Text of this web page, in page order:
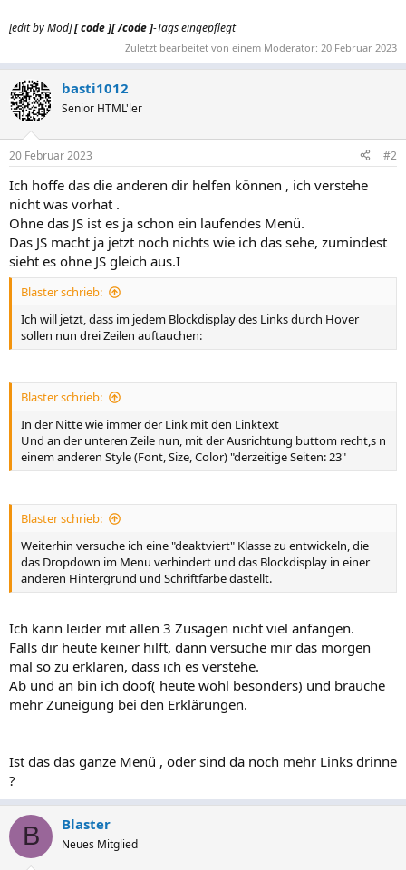
[edit by Mod][ code ][ /code ]-Tags eingepflegt
Zuletzt bearbeitet von einem Moderator: 20 Februar 2023
basti1012
Senior HTML'ler
20 Februar 2023 #2
Ich hoffe das die anderen dir helfen können , ich verstehe
nicht was vorhat .
Ohne das JS ist es ja schon ein laufendes Menü.
Das JS macht ja jetzt noch nichts wie ich das sehe, zumindest
sieht es ohne JS gleich aus.I
Blaster schrieb:
Ich will jetzt, dass im jedem Blockdisplay des Links durch Hover
sollen nun drei Zeilen auftauchen:
Blaster schrieb:
In der Nitte wie immer der Link mit den Linktext
Und an der unteren Zeile nun, mit der Ausrichtung buttom recht,s n
einem anderen Style (Font, Size, Color) "derzeitige Seiten: 23"
Blaster schrieb:
Weiterhin versuche ich eine "deaktviert" Klasse zu entwickeln, die
das Dropdown im Menu verhindert und das Blockdisplay in einer
anderen Hintergrund und Schriftfarbe dastellt.
Ich kann leider mit allen 3 Zusagen nicht viel anfangen.
Falls dir heute keiner hilft, dann versuche mir das morgen
mal so zu erklären, dass ich es verstehe.
Ab und an bin ich doof( heute wohl besonders) und brauche
mehr Zuneigung bei den Erklärungen.
Ist das das ganze Menü , oder sind da noch mehr Links drinne
?
B Blaster
Neues Mitglied